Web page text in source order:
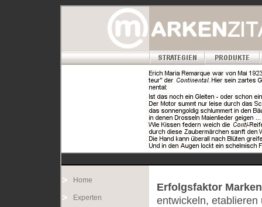
Home
Experten
Erfolgsfaktor
entwickeln, etablieren